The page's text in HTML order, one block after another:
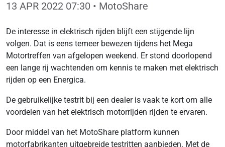
13 APR 2022 07:30 • MotoShare
De interesse in elektrisch rijden blijft een stijgende lijn
volgen. Dat is eens temeer bewezen tijdens het Mega
Motortreffen van afgelopen weekend. Er stond doorlopend
een lange rij wachtenden om kennis te maken met elektrisch
rijden op een Energica.
De gebruikelijke testrit bij een dealer is vaak te kort om alle
voordelen van het elektrisch motorrijden rijden te ervaren.
Door middel van het MotoShare platform kunnen
motorfabrikanten uitgebreide testritten aanbieden. Met de